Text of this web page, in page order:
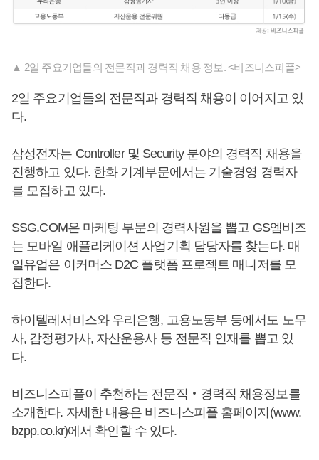
▲ 2일 주요기업들의 전문직과 경력직 채용 정보. <비즈니스피플>
2일 주요기업들의 전문직과 경력직 채용이 이어지고 있
다.
삼성전자는 Controller 및 Security 분야의 경력직 채용을
진행하고 있다. 한화 기계부문에서는 기술경영 경력자
를 모집하고 있다.
SSG.COM은 마케팅 부문의 경력사원을 뽑고 GS엠비즈
는 모바일 애플리케이션 사업기획 담당자를 찾는다. 매
일유업은 이커머스 D2C 플랫폼 프로젝트 매니저를 모
집한다.
하이텔레서비스와 우리은행, 고용노동부 등에서도 노무
사, 감정평가사, 자산운용사 등 전문직 인재를 뽑고 있
다.
비즈니스피플이 추천하는 전문직‧경력직 채용정보를
소개한다. 자세한 내용은 비즈니스피플 홈페이지(www.
bzpp.co.kr)에서 확인할 수 있다.